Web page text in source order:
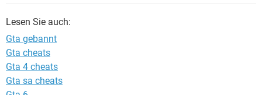
Lesen Sie auch:
Gta gebannt
Gta cheats
Gta 4 cheats
Gta sa cheats